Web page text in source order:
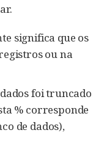
significa que os
ou na
foi truncado
% corresponde
de dados),